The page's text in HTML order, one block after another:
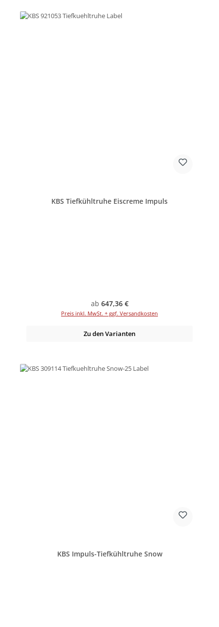
KBS Tiefkühltruhe Eiscreme Impuls
Regulärer Preis:
ab 647,36 €
Preis inkl. MwSt. + ggf. Versandkosten
Zu den Varianten
KBS Impuls-Tiefkühltruhe Snow